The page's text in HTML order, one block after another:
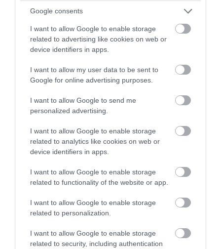
Google consents
I want to allow Google to enable storage
related to advertising like cookies on web or
device identifiers in apps.
I want to allow my user data to be sent to
Google for online advertising purposes.
I want to allow Google to send me
personalized advertising.
I want to allow Google to enable storage
related to analytics like cookies on web or
device identifiers in apps.
I want to allow Google to enable storage
related to functionality of the website or app.
I want to allow Google to enable storage
related to personalization.
I want to allow Google to enable storage
related to security, including authentication
Σπάνια «ψαριά» για δύο αδέρφια στο
Κέιπ Κοντ: Έπιασαν καρχαρία «τίγρη» – Η
εμφάνισή του προκαλεί ερωτήματα
04.08.2026 | 09:49